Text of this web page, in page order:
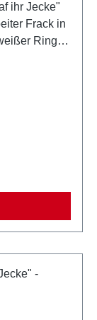
ihr Jecke"
Frack in
Ringel-